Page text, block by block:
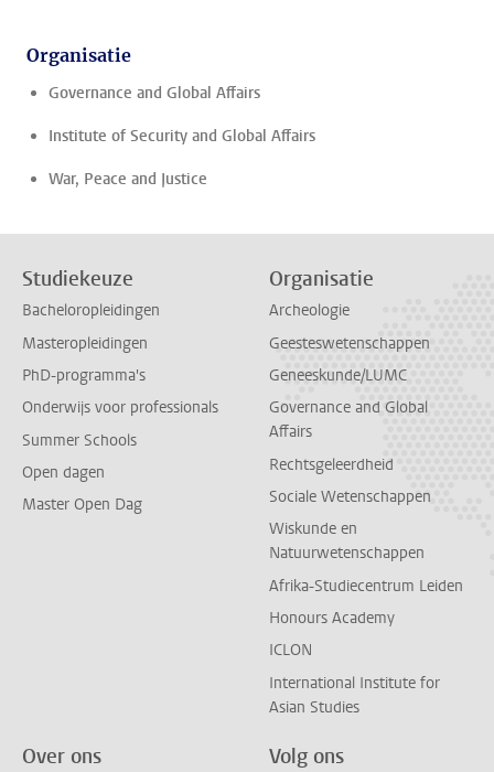
Organisatie
Governance and Global Affairs
Institute of Security and Global Affairs
War, Peace and Justice
Studiekeuze
Bacheloropleidingen
Masteropleidingen
PhD-programma's
Onderwijs voor professionals
Summer Schools
Open dagen
Master Open Dag
Organisatie
Archeologie
Geesteswetenschappen
Geneeskunde/LUMC
Governance and Global
Affairs
Rechtsgeleerdheid
Sociale Wetenschappen
Wiskunde en
Natuurwetenschappen
Afrika-Studiecentrum Leiden
Honours Academy
ICLON
International Institute for
Asian Studies
Over ons Volg ons